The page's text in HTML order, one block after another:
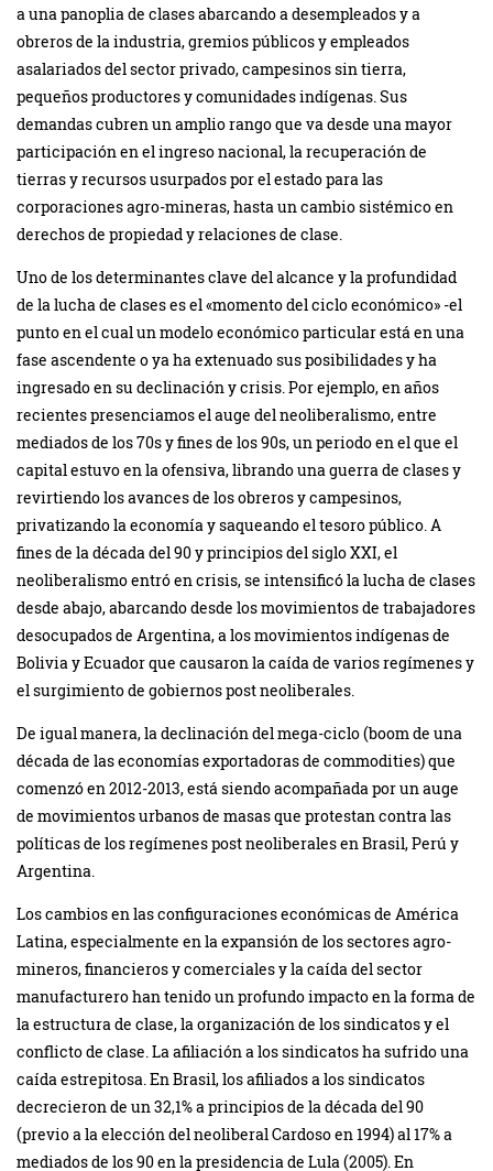
a una panoplia de clases abarcando a desempleados y a
obreros de la industria, gremios públicos y empleados
asalariados del sector privado, campesinos sin tierra,
pequeños productores y comunidades indígenas. Sus
demandas cubren un amplio rango que va desde una mayor
participación en el ingreso nacional, la recuperación de
tierras y recursos usurpados por el estado para las
corporaciones agro-mineras, hasta un cambio sistémico en
derechos de propiedad y relaciones de clase.
Uno de los determinantes clave del alcance y la profundidad
de la lucha de clases es el «momento del ciclo económico» -el
punto en el cual un modelo económico particular está en una
fase ascendente o ya ha extenuado sus posibilidades y ha
ingresado en su declinación y crisis. Por ejemplo, en años
recientes presenciamos el auge del neoliberalismo, entre
mediados de los 70s y fines de los 90s, un periodo en el que el
capital estuvo en la ofensiva, librando una guerra de clases y
revirtiendo los avances de los obreros y campesinos,
privatizando la economía y saqueando el tesoro público. A
fines de la década del 90 y principios del siglo XXI, el
neoliberalismo entró en crisis, se intensificó la lucha de clases
desde abajo, abarcando desde los movimientos de trabajadores
desocupados de Argentina, a los movimientos indígenas de
Bolivia y Ecuador que causaron la caída de varios regímenes y
el surgimiento de gobiernos post neoliberales.
De igual manera, la declinación del mega-ciclo (boom de una
década de las economías exportadoras de commodities) que
comenzó en 2012-2013, está siendo acompañada por un auge
de movimientos urbanos de masas que protestan contra las
políticas de los regímenes post neoliberales en Brasil, Perú y
Argentina.
Los cambios en las configuraciones económicas de América
Latina, especialmente en la expansión de los sectores agro-
mineros, financieros y comerciales y la caída del sector
manufacturero han tenido un profundo impacto en la forma de
la estructura de clase, la organización de los sindicatos y el
conflicto de clase. La afiliación a los sindicatos ha sufrido una
caída estrepitosa. En Brasil, los afiliados a los sindicatos
decrecieron de un 32,1% a principios de la década del 90
(previo a la elección del neoliberal Cardoso en 1994) al 17% a
mediados de los 90 en la presidencia de Lula (2005). En